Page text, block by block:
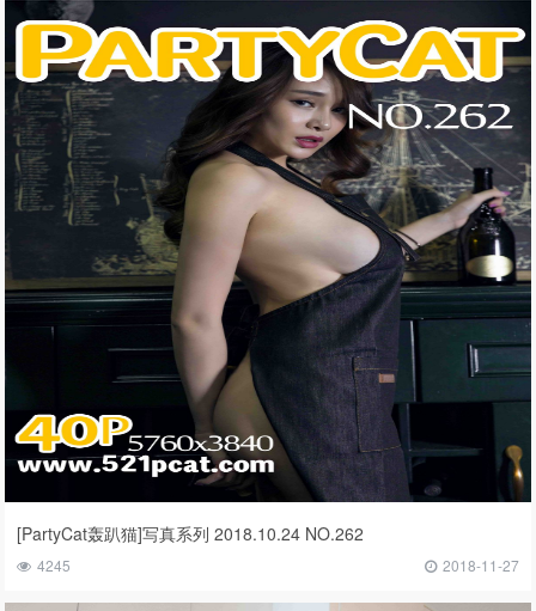
[PartyCat轰趴猫]写真系列 2018.10.24 NO.262
4245 2018-11-27